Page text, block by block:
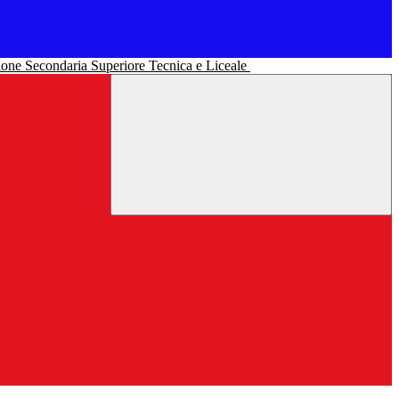
Secondaria Superiore Tecnica e Liceale